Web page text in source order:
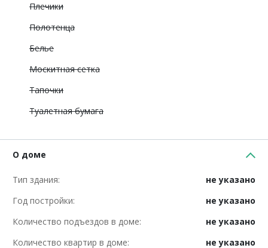
Плечики
Полотенца
Белье
Москитная сетка
Тапочки
Туалетная бумага
О доме
Тип здания:
не указано
Год постройки:
не указано
Количество подъездов в доме:
не указано
Количество квартир в доме:
не указано